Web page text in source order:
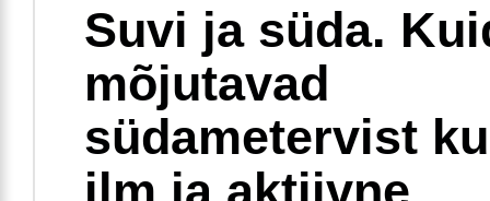
Suvi ja süda.
mõjutavad
südametervist